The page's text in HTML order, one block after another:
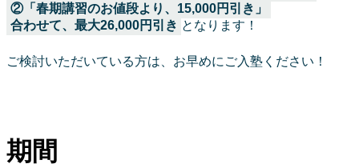
②「春期講習のお値段より、15,000円引き」
合わせて、最大26,000円引き となります！
ご検討いただいている方は、お早めにご入塾ください！
期間